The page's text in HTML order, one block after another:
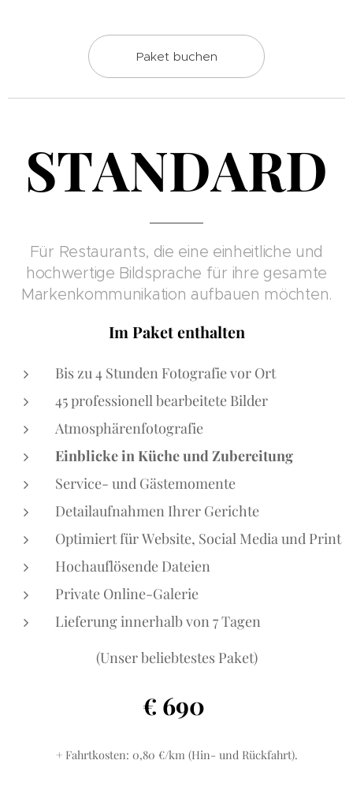
Paket buchen
STANDARD
Für Restaurants, die eine einheitliche und
hochwertige Bildsprache für ihre gesamte
Markenkommunikation aufbauen möchten.
Im Paket enthalten
Bis zu 4 Stunden Fotografie vor Ort
45 professionell bearbeitete Bilder
Atmosphärenfotografie
Einblicke in Küche und Zubereitung
Service- und Gästemomente
Detailaufnahmen Ihrer Gerichte
Optimiert für Website, Social Media und Print
Hochauflösende Dateien
Private Online-Galerie
Lieferung innerhalb von 7 Tagen
(Unser beliebtestes Paket)
€ 690
+ Fahrtkosten: 0,80 €/km (Hin- und Rückfahrt).